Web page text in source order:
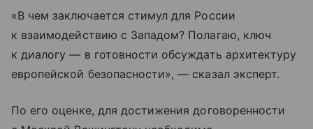
«В чем заключается стимул для России
к взаимодействию с Западом? Полагаю, ключ
к диалогу — в готовности обсуждать архитектуру
европейской безопасности», — сказал эксперт.
По его оценке, для достижения договоренности